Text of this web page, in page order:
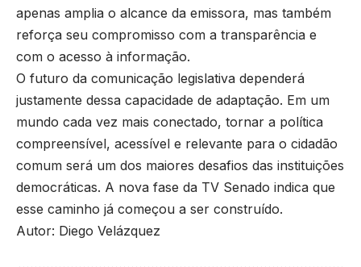
apenas amplia o alcance da emissora, mas também
reforça seu compromisso com a transparência e
com o acesso à informação.
O futuro da comunicação legislativa dependerá
justamente dessa capacidade de adaptação. Em um
mundo cada vez mais conectado, tornar a política
compreensível, acessível e relevante para o cidadão
comum será um dos maiores desafios das instituições
democráticas. A nova fase da TV Senado indica que
esse caminho já começou a ser construído.
Autor: Diego Velázquez